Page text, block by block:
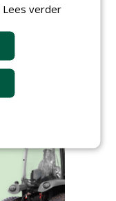
Lees verder